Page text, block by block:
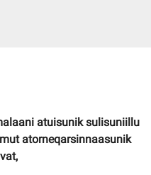
atuisunik sulisuniillu
atorneqarsinnaasunik